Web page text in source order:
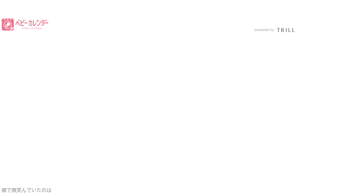
で微笑んでいたのは